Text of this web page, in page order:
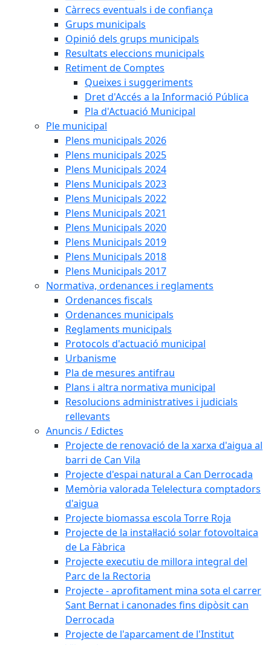
Càrrecs eventuals i de confiança
Grups municipals
Opinió dels grups municipals
Resultats eleccions municipals
Retiment de Comptes
Queixes i suggeriments
Dret d'Accés a la Informació Pública
Pla d'Actuació Municipal
Ple municipal
Plens municipals 2026
Plens municipals 2025
Plens Municipals 2024
Plens Municipals 2023
Plens Municipals 2022
Plens Municipals 2021
Plens Municipals 2020
Plens Municipals 2019
Plens Municipals 2018
Plens Municipals 2017
Normativa, ordenances i reglaments
Ordenances fiscals
Ordenances municipals
Reglaments municipals
Protocols d'actuació municipal
Urbanisme
Pla de mesures antifrau
Plans i altra normativa municipal
Resolucions administratives i judicials
rellevants
Anuncis / Edictes
Projecte de renovació de la xarxa d'aigua al
barri de Can Vila
Projecte d'espai natural a Can Derrocada
Memòria valorada Telelectura comptadors
d'aigua
Projecte biomassa escola Torre Roja
Projecte de la instal·lació solar fotovoltaica
de La Fàbrica
Projecte executiu de millora integral del
Parc de la Rectoria
Projecte - aprofitament mina sota el carrer
Sant Bernat i canonades fins dipòsit can
Derrocada
Projecte de l'aparcament de l'Institut